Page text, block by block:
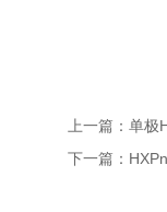
上一篇： 单极
下一篇：